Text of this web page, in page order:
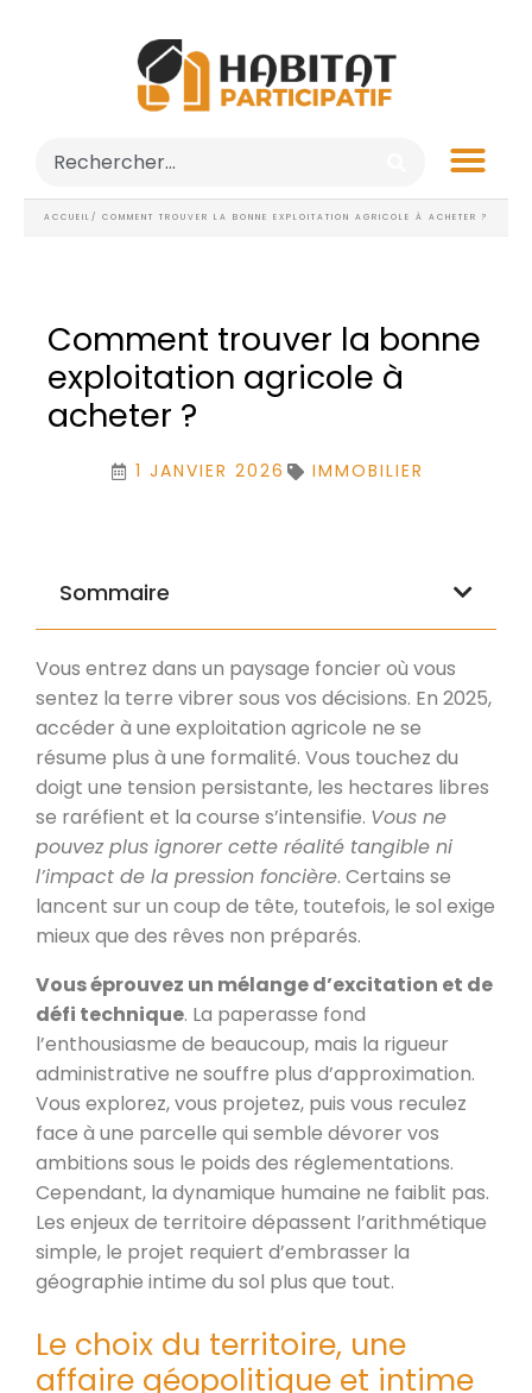
ACCUEIL / COMMENT TROUVER LA BONNE EXPLOITATION AGRICOLE À ACHETER ?
Comment trouver la bonne
exploitation agricole à
acheter ?
1 JANVIER 2026 IMMOBILIER
Sommaire
Vous entrez dans un paysage foncier où vous
sentez la terre vibrer sous vos décisions. En 2025,
accéder à une exploitation agricole ne se
résume plus à une formalité. Vous touchez du
doigt une tension persistante, les hectares libres
se raréfient et la course s’intensifie. Vous ne
pouvez plus ignorer cette réalité tangible ni
l’impact de la pression foncière. Certains se
lancent sur un coup de tête, toutefois, le sol exige
mieux que des rêves non préparés.
Vous éprouvez un mélange d’excitation et de
défi technique. La paperasse fond
l’enthousiasme de beaucoup, mais la rigueur
administrative ne souffre plus d’approximation.
Vous explorez, vous projetez, puis vous reculez
face à une parcelle qui semble dévorer vos
ambitions sous le poids des réglementations.
Cependant, la dynamique humaine ne faiblit pas.
Les enjeux de territoire dépassent l’arithmétique
simple, le projet requiert d’embrasser la
géographie intime du sol plus que tout.
Le choix du territoire, une
affaire géopolitique et intime